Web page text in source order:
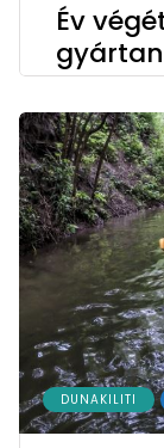
Év
DUNAKILITI